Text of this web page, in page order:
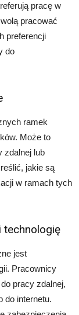
pracę w
pracować
preferencji
do
ramek
Może to
zdalnej lub
jakie są
w ramach tych
technologię
jest
Pracownicy
pracy zdalnej,
do internetu.